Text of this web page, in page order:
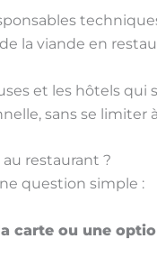
la viande en
et les hôtels qui
sans se limiter
restaurant ?
question simple :
carte ou une